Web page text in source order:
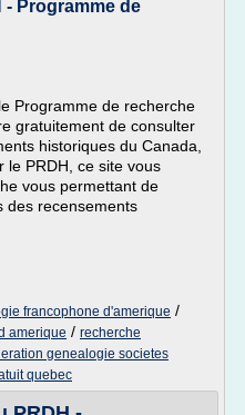
- Programme de
Programme de recherche
gratuitement de consulter
historiques du Canada,
le PRDH, ce site vous
vous permettant de
des recensements
francophone d'amerique /
amerique / recherche
genealogie societes
quebec